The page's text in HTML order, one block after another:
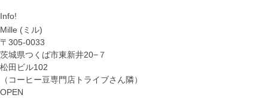
Info!
Mille (ミル)
〒305-0033
茨城県つくば市東新井20−７
松田ビル102
（コーヒー豆専門店トライブさん隣）
OPEN